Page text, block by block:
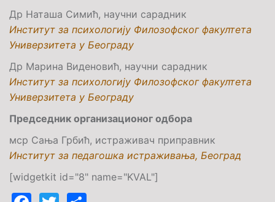
Др Наташа Симић, научни сарадник
Институт за психологију Филозофског факултета
Универзитета у Београду
Др Марина Виденовић, научни сарадник
Институт за психологију Филозофског факултета
Универзитета у Београду
Председник организационог одбора
мср Сања Грбић, истраживач приправник
Институт за педагошка истраживања, Београд
[widgetkit id="8" name="KVAL"]